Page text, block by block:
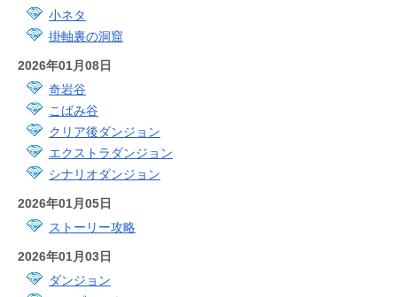
小ネタ
掛軸裏の洞窟
2026年01月08日
奇岩谷
こばみ谷
クリア後ダンジョン
エクストラダンジョン
シナリオダンジョン
2026年01月05日
ストーリー攻略
2026年01月03日
ダンジョン